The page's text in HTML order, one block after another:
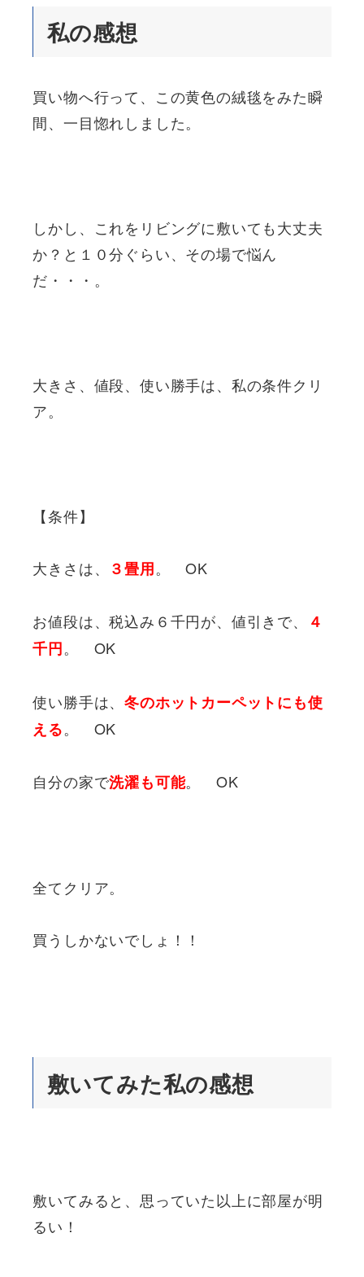
私の感想
買い物へ行って、この黄色の絨毯をみた瞬
間、一目惚れしました。
しかし、これをリビングに敷いても大丈夫
か？と１０分ぐらい、その場で悩ん
だ・・・。
大きさ、値段、使い勝手は、私の条件クリ
ア。
【条件】
大きさは、 ３畳用。 OK
お値段は、税込み６千円が、値引きで、
４
千円。 OK
使い勝手は、冬のホットカーペットにも使
える。 OK
自分の家で洗濯も可能。 OK
全てクリア。
買うしかないでしょ！！
敷いてみた私の感想
敷いてみると、思っていた以上に部屋が明
るい！